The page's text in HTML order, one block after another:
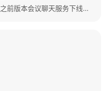
华为云会议App SDK 90.11.X及之前版本会议聊天服务下线公告